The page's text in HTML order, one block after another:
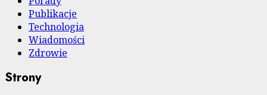
Publikacje
Technologia
Wiadomości
Zdrowie
Strony